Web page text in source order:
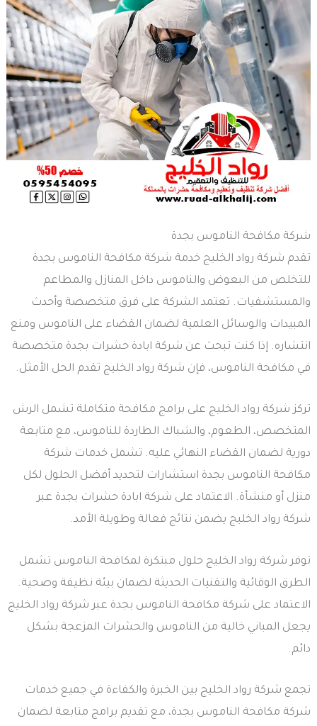
شركة مكافحة الناموس بجدة
تقدم شركة رواد الخليج خدمة شركة مكافحة الناموس بجدة
للتخلص من البعوض والناموس داخل المنازل والمطاعم
والمستشفيات. تعتمد الشركة على فرق متخصصة وأحدث
المبيدات والوسائل العلمية لضمان القضاء على الناموس ومنع
انتشاره. إذا كنت تبحث عن شركة ابادة حشرات بجدة متخصصة
في مكافحة الناموس، فإن شركة رواد الخليج تقدم الحل الأمثل.
تركز شركة رواد الخليج على برامج مكافحة متكاملة تشمل الرش
المتخصص، الطعوم، والشباك الطاردة للناموس، مع متابعة
دورية لضمان القضاء النهائي عليه. تشمل خدمات شركة
مكافحة الناموس بجدة استشارات لتحديد أفضل الحلول لكل
منزل أو منشأة. الاعتماد على شركة ابادة حشرات بجدة عبر
شركة رواد الخليج يضمن نتائج فعالة وطويلة الأمد.
توفر شركة رواد الخليج حلول مبتكرة لمكافحة الناموس تشمل
الطرق الوقائية والتقنيات الحديثة لضمان بيئة نظيفة وصحية.
الاعتماد على شركة مكافحة الناموس بجدة عبر شركة رواد الخليج
يجعل المباني خالية من الناموس والحشرات المزعجة بشكل
دائم.
تجمع شركة رواد الخليج بين الخبرة والكفاءة في جميع خدمات
شركة مكافحة الناموس بجدة، مع تقديم برامج متابعة لضمان